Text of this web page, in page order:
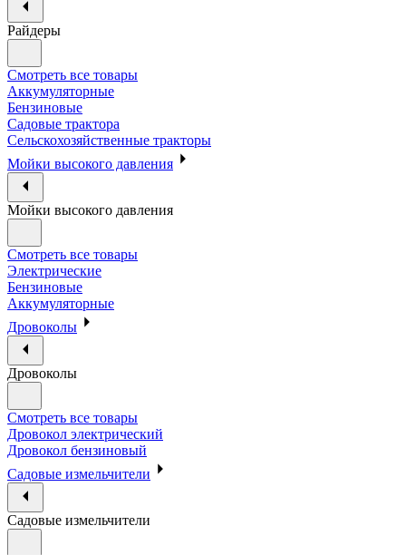
Райдеры
Смотреть все товары
Аккумуляторные
Бензиновые
Садовые трактора
Сельскохозяйственные тракторы
Мойки высокого давления
Мойки высокого давления
Смотреть все товары
Электрические
Бензиновые
Аккумуляторные
Дровоколы
Дровоколы
Смотреть все товары
Дровокол электрический
Дровокол бензиновый
Садовые измельчители
Садовые измельчители